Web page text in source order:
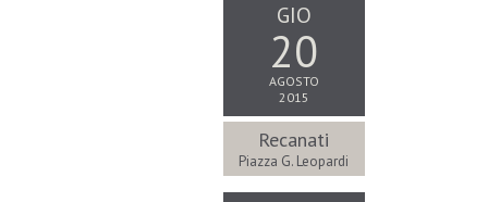
GIO
20
AGOSTO
2015
Recanati
Piazza G. Leopardi